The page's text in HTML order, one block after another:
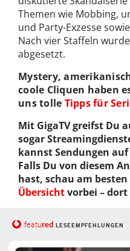
Themen wie Mobbing,
und Party-Exzesse
Nach vier Staffeln
abgesetzt.
Mystery,
coole Cliquen haben
uns tolle Tipps für
Mit GigaTV greifst Du
sogar
kannst Sendungen
Falls Du von diesem
hast, schau am
Übersichtvorbei –
featured LESEEMPFEHLUNGEN